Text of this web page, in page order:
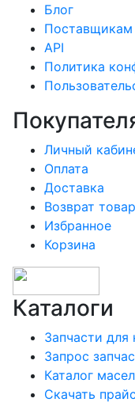
Блог
Поставщикам
API
Политика
Личный
Оплата
Доставка
Возврат
Избранное
Корзина
Каталоги
Запчасти для
Запрос
Каталог масел
Скачать